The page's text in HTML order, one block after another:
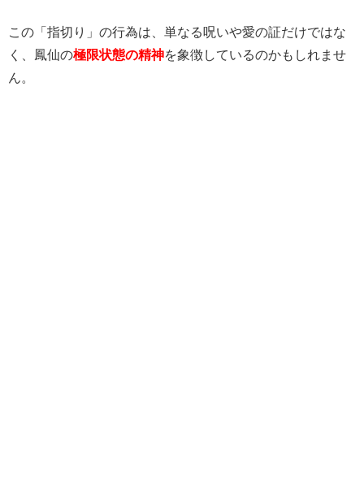
この「指切り」の行為は、単なる呪いや愛の証だけではな
く、鳳仙の極限状態の精神を象徴しているのかもしれませ
ん。